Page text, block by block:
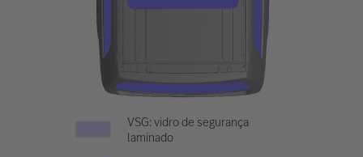
VSG: vidro de segurança
laminado